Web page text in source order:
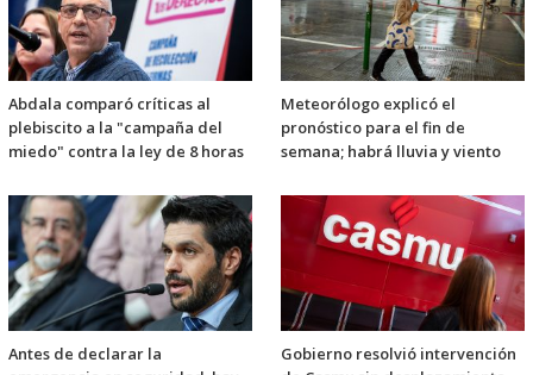
Abdala comparó críticas al
plebiscito a la "campaña del
miedo" contra la ley de 8 horas
Meteorólogo explicó el
pronóstico para el fin de
semana; habrá lluvia y viento
Antes de declarar la
Gobierno resolvió intervención